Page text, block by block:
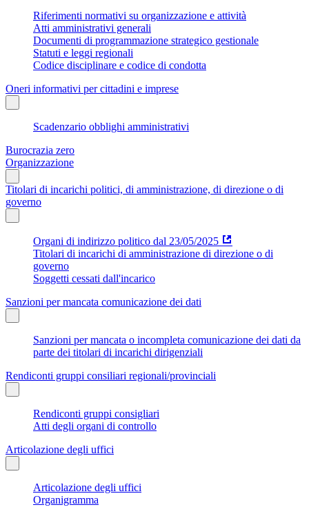
Riferimenti normativi su organizzazione e attività
Atti amministrativi generali
Documenti di programmazione strategico gestionale
Statuti e leggi regionali
Codice disciplinare e codice di condotta
Oneri informativi per cittadini e imprese
Scadenzario obblighi amministrativi
Burocrazia zero
Organizzazione
Titolari di incarichi politici, di amministrazione, di direzione o di
governo
Organi di indirizzo politico dal 23/05/2025
Titolari di incarichi di amministrazione di direzione o di
governo
Soggetti cessati dall'incarico
Sanzioni per mancata comunicazione dei dati
Sanzioni per mancata o incompleta comunicazione dei dati da
parte dei titolari di incarichi dirigenziali
Rendiconti gruppi consiliari regionali/provinciali
Rendiconti gruppi consigliari
Atti degli organi di controllo
Articolazione degli uffici
Articolazione degli uffici
Organigramma